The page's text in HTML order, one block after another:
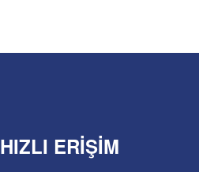
HIZLI ERIŞIM